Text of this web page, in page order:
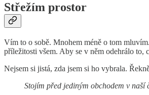
Střežím prostor
Vím to o sobě. Mnohem méně o tom
příležitosti všem. Aby se v něm odehrálo to,
Nejsem si jistá, zda jsem si ho vybrala.
Stojím před jediným obchodem v